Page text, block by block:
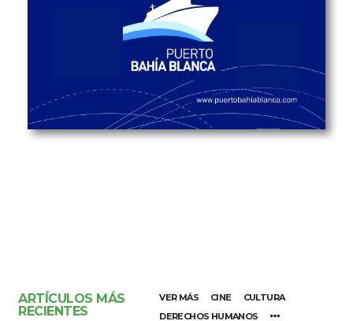
ARTÍCULOS MÁS
RECIENTES
VER MÁS CINE
CULTURA
DERECHOS HUMANOS